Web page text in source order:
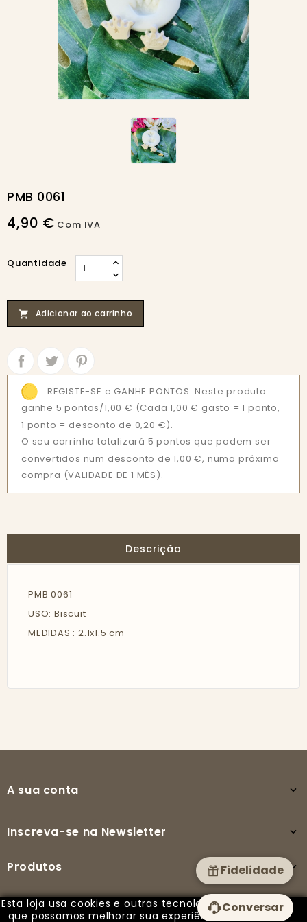
PMB 0061
4,90 € Com IVA
Quantidade
 Adicionar ao carrinho
REGISTE-SE e GANHE PONTOS. Neste produto
ganhe 5 pontos/1,00 € (Cada 1,00 € gasto = 1 ponto,
1 ponto = desconto de 0,20 €).
O seu carrinho totalizará 5 pontos que podem ser
convertidos num desconto de 1,00 €, numa próxima
compra (VALIDADE DE 1 MÊS).
Descrição
PMB 0061
USO: Biscuit
MEDIDAS : 2.1x1.5 cm
A sua conta 
Inscreva-se na Newsletter 
Produtos 
A nossa empresa 
Esta loja usa cookies e outras tecnologias para
que possamos melhorar sua experiência em
Conversar
Fidelidade